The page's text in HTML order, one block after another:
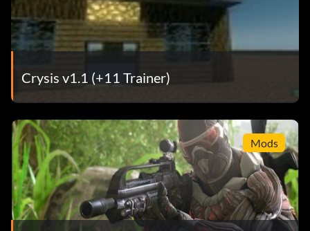
Crysis v1.1 (+11 Trainer)
Mods